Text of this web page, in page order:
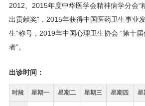
2012、2015年度中华医学会精神病学分会“
出贡献奖”，2015年获得中国医药卫生事业
生”称号，2019年中国心理卫生协会 “第十
者”。
出诊时间：
时段 星期一 星期二 星期三 星期四 星